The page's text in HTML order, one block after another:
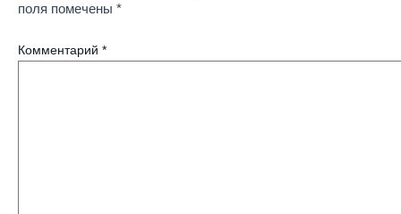
поля помечены *
Комментарий *